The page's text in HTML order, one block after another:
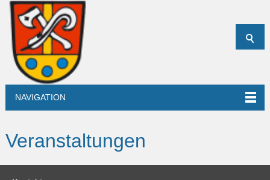
NAVIGATION
Veranstaltungen